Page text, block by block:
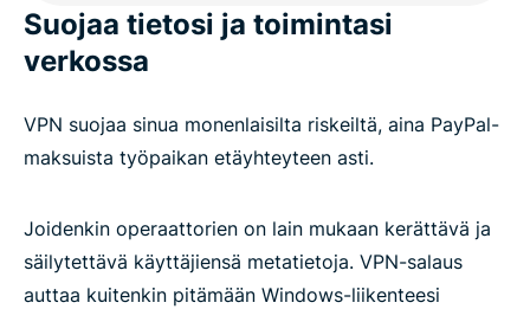
Mitä ihmiset sanovat ExpressVPN:stä
Kokeile ExpressVPN:ää ilman riskiä
Suojaa tietosi ja toimintasi
verkossa
VPN suojaa sinua monenlaisilta riskeiltä, aina PayPal-
maksuista työpaikan etäyhteyteen asti.
Joidenkin operaattorien on lain mukaan kerättävä ja
säilytettävä käyttäjiensä metatietoja. VPN-salaus
auttaa kuitenkin pitämään Windows-liikenteesi